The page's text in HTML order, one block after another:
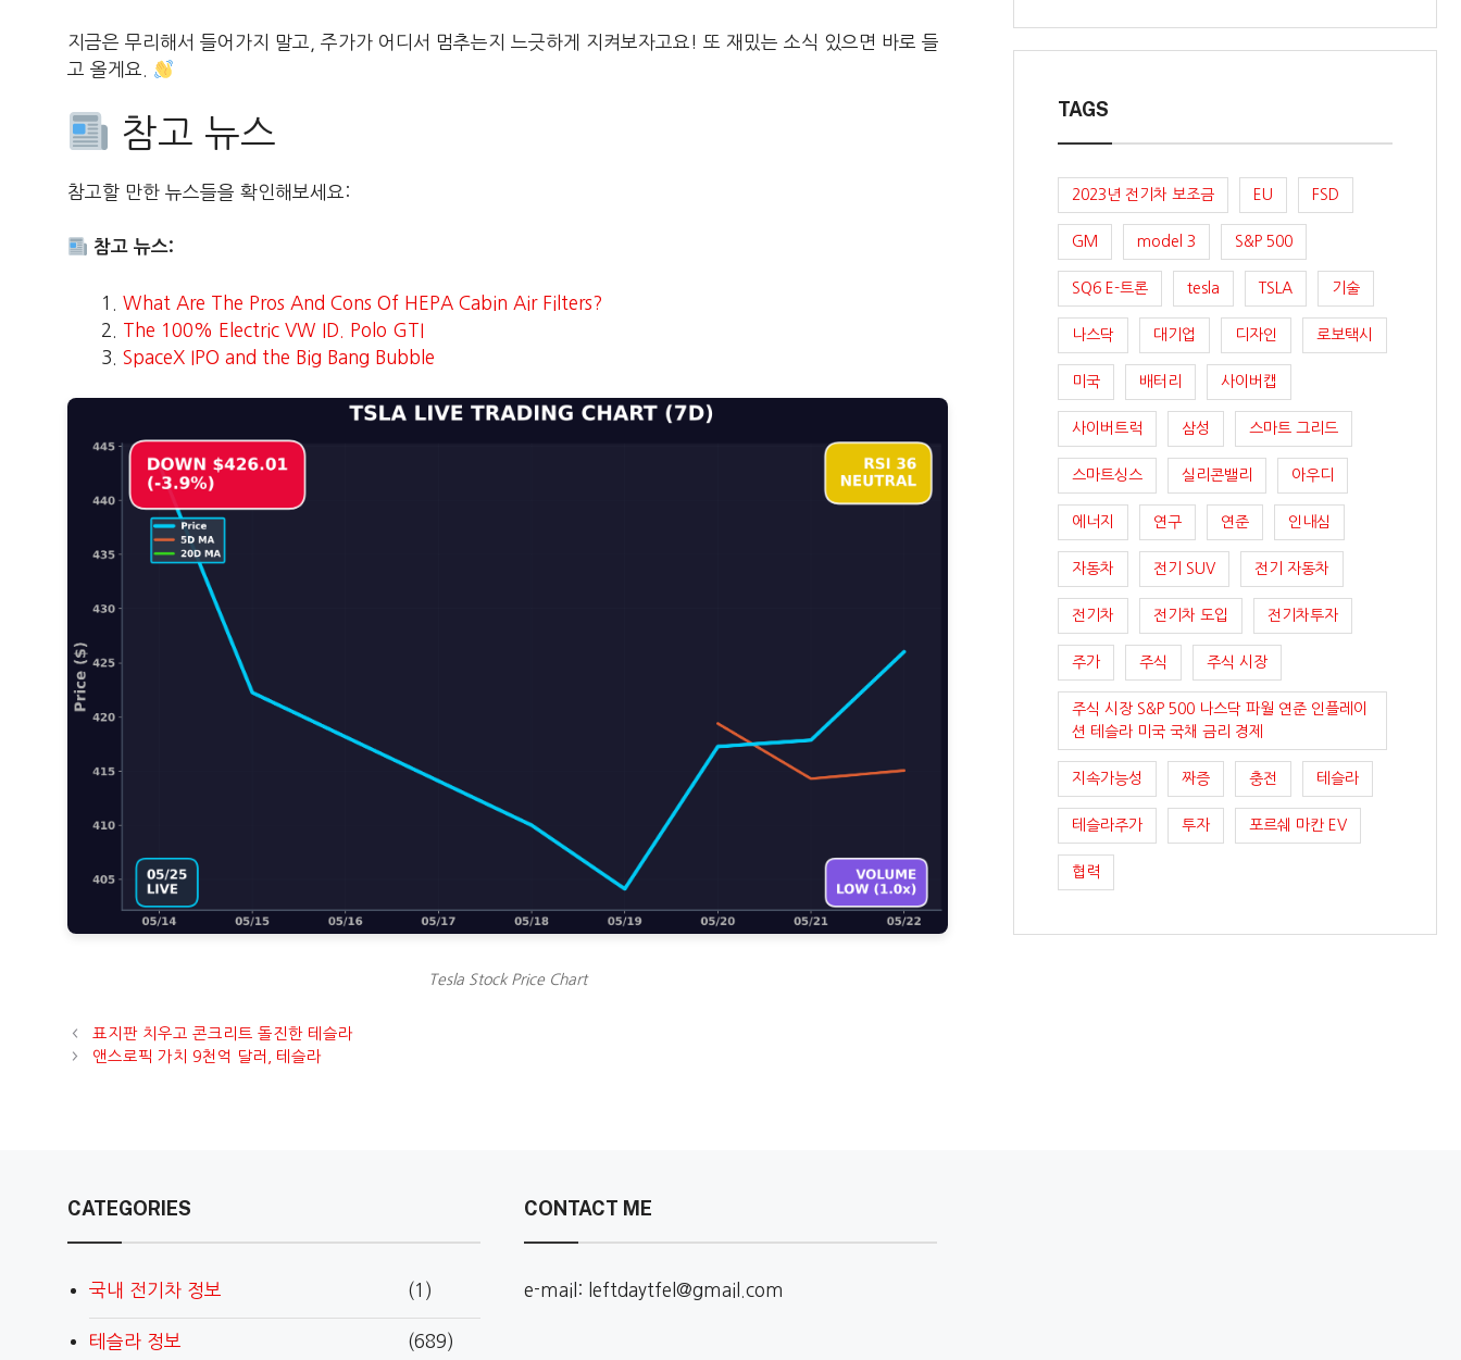
지금은 무리해서 들어가지 말고, 주가가 어디서 멈추는지 느긋하게 지켜보자고요! 또 재밌는 소식 있으면 바로 들
고 올게요.
참고 뉴스
참고할 만한 뉴스들을 확인해보세요:
참고 뉴스:
What Are The Pros And Cons Of HEPA Cabin Air Filters?
The 100% Electric VW ID. Polo GTI
SpaceX IPO and the Big Bang Bubble
Tesla Stock Price Chart
표지판 치우고 콘크리트 돌진한 테슬라
앤스로픽 가치 9천억 달러, 테슬라
TAGS
2023년 전기차 보조금 EU FSD
GM model 3 S&P 500
SQ6 E-트론 tesla TSLA 기술
나스닥 대기업 디자인 로보택시
미국 배터리 사이버캡
사이버트럭 삼성 스마트 그리드
스마트싱스 실리콘밸리 아우디
에너지 연구 연준 인내심
자동차 전기 SUV 전기 자동차
전기차 전기차 도입 전기차투자
주가 주식 주식 시장
주식 시장 S&P 500 나스닥 파월 연준 인플레이
션 테슬라 미국 국채 금리 경제
지속가능성 짜증 충전 테슬라
테슬라주가 투자 포르쉐 마칸 EV
협력
CATEGORIES
국내 전기차 정보 (1)
테슬라 정보 (689)
CONTACT ME
e-mail: leftdaytfel@gmail.com